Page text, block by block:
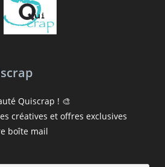
Quiscrap ! 🎨
créatives et offres exclusives
boîte mail